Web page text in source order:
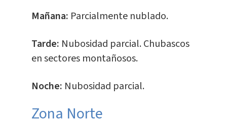
Mañana: Parcialmente nublado.
Tarde: Nubosidad parcial. Chubascos
en sectores montañosos.
Noche: Nubosidad parcial.
​Zona Norte